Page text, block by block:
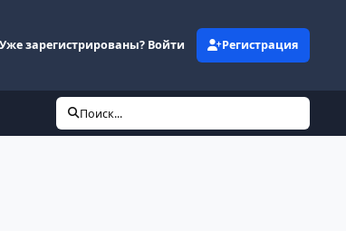
Уже зарегистрированы? Войти Регистрация
Поиск...